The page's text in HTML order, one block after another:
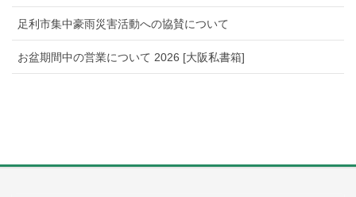
足利市集中豪雨災害活動への協賛について
お盆期間中の営業について 2026 [大阪私書箱]